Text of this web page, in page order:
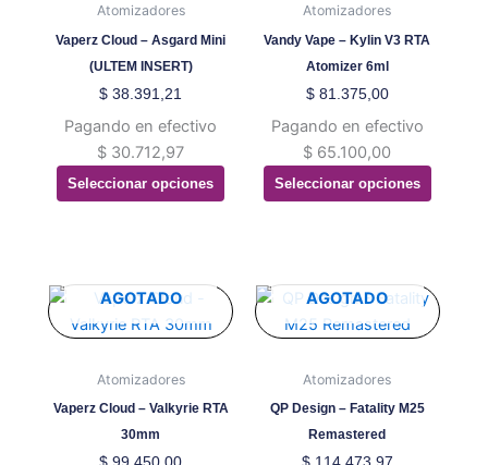
Atomizadores
Vaperz Cloud – Asgard Mini
(ULTEM INSERT)
$ 38.391,21
Pagando en efectivo
$ 30.712,97
Seleccionar opciones
variantes.
Las
opciones
se
elegir
en
la
Atomizadores
Vandy Vape – Kylin V3 RTA
Atomizer 6ml
$81.375,00
Pagando en efectivo
$ 65.100,00
Seleccionar opciones
variantes.
Las
opciones
se
elegir
en
la
AGOTADO
Atomizadores
Vaperz Cloud – Valkyrie RTA
30mm
Este
producto
múltiples
variantes.
Las
opciones
AGOTADO
Atomizadores
QP Design – Fatality M25
Remastered
Este
producto
múltiples
variantes.
Las
opciones